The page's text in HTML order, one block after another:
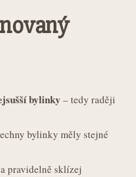
bylinky – tedy raději
bylinky měly stejné
a pravidelně sklízej